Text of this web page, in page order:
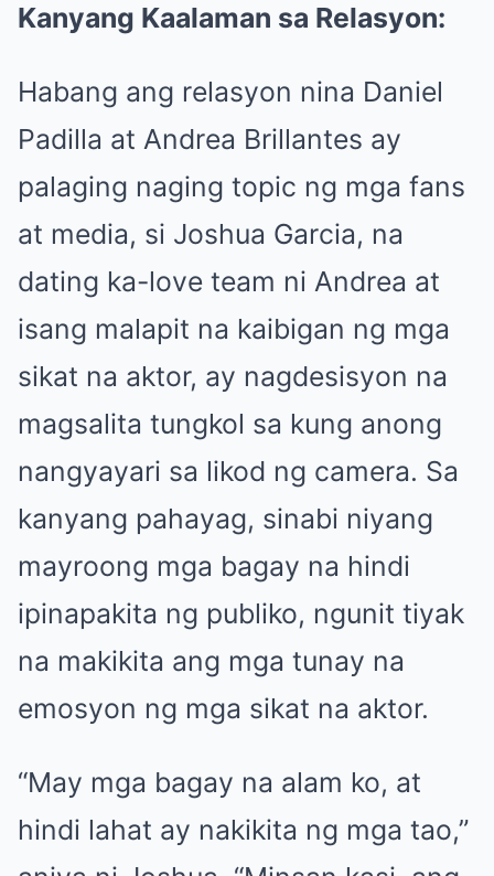
Kanyang Kaalaman sa Relasyon:
Habang ang relasyon nina Daniel
Padilla at Andrea Brillantes ay
palaging naging topic ng mga fans
at media, si Joshua Garcia, na
dating ka-love team ni Andrea at
isang malapit na kaibigan ng mga
sikat na aktor, ay nagdesisyon na
magsalita tungkol sa kung anong
nangyayari sa likod ng camera. Sa
kanyang pahayag, sinabi niyang
mayroong mga bagay na hindi
ipinapakita ng publiko, ngunit tiyak
na makikita ang mga tunay na
emosyon ng mga sikat na aktor.
“May mga bagay na alam ko, at
hindi lahat ay nakikita ng mga tao,”